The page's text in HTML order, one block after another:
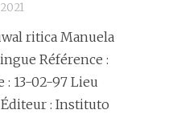
ritica Manuela
Référence :
: 13-02-97 Lieu
: Instituto